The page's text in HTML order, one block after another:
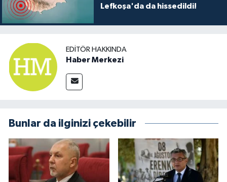
Lefkoşa'da da hissedildi!
EDITÖR HAKKINDA
Haber Merkezi
Bunlar da ilginizi çekebilir